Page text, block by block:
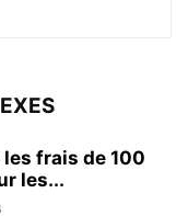
frais de 100
les...